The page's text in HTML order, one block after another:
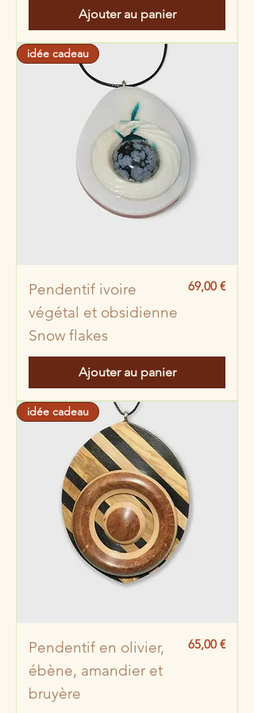
Ajouter au panier
idée cadeau
Pendentif ivoire
végétal et obsidienne
Snow flakes
Prix
69,00 €
Ajouter au panier
idée cadeau
Pendentif en olivier,
ébène, amandier et
bruyère
Prix
65,00 €